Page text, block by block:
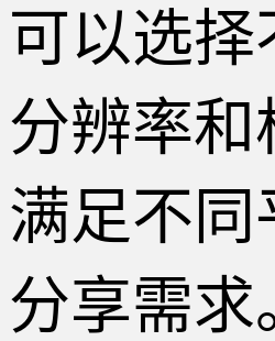
可以选择
分辨率和
满足不同
分享需求